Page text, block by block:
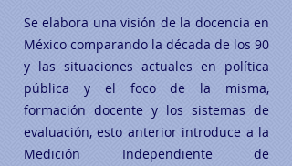
Se elabora una visión de la docencia en
México comparando la década de los 90
y las situaciones actuales en política
pública y el foco de la misma,
formación docente y los sistemas de
evaluación, esto anterior introduce a la
Medición Independiente de